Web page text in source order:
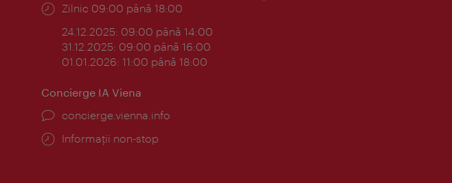
Program:
Zilnic 09:00 până 18:00
24.12.2025: 09:00 până 14:00
31.12.2025: 09:00 până 16:00
01.01.2026: 11:00 până 18:00
Concierge IA Viena
concierge.vienna.info
Informații non-stop